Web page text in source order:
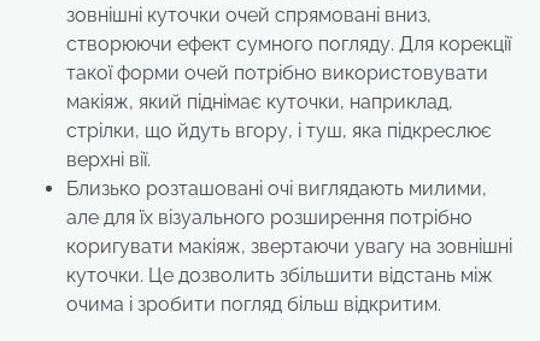
зовнішні куточки очей спрямовані вниз,
створюючи ефект сумного погляду. Для корекції
такої форми очей потрібно використовувати
макіяж, який піднімає куточки, наприклад,
стрілки, що йдуть вгору, і туш, яка підкреслює
верхні вії.
Близько розташовані очі виглядають милими,
але для їх візуального розширення потрібно
коригувати макіяж, звертаючи увагу на зовнішні
куточки. Це дозволить збільшити відстань між
очима і зробити погляд більш відкритим.